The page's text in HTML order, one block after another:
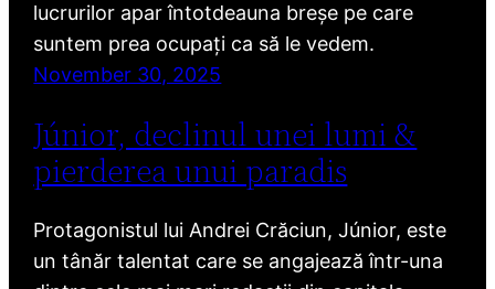
lucrurilor apar întotdeauna breșe pe care
suntem prea ocupați ca să le vedem.
November 30, 2025
Júnior, declinul unei lumi &
pierderea unui paradis
Protagonistul lui Andrei Crăciun, Júnior, este
un tânăr talentat care se angajează într-una